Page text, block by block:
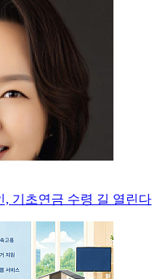
, 기초연금 수령 길 열린다